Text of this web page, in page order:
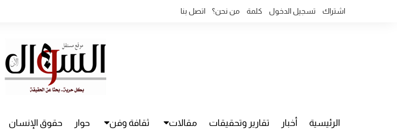
اشتراك تسجيل الدخول كلمة من نحن؟ اتصل بنا
الرئيسية أخبار تقارير وتحقيقات مقالات ثقافة وفن حوار حقوق الإنسان